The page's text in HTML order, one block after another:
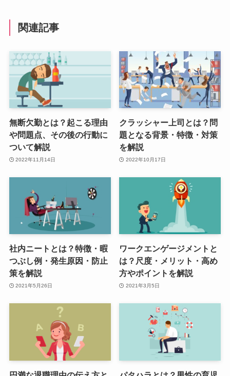
関連記事
無断欠勤とは？起こる理由
や問題点、その後の行動に
ついて解説
2022年11月14日
クラッシャー上司とは？問
題となる背景・特徴・対策
を解説
2022年10月17日
社内ニートとは？特徴・暇
つぶし例・発生原因・防止
策を解説
2021年5月26日
ワークエンゲージメントと
は？尺度・メリット・高め
方やポイントを解説
2021年3月5日